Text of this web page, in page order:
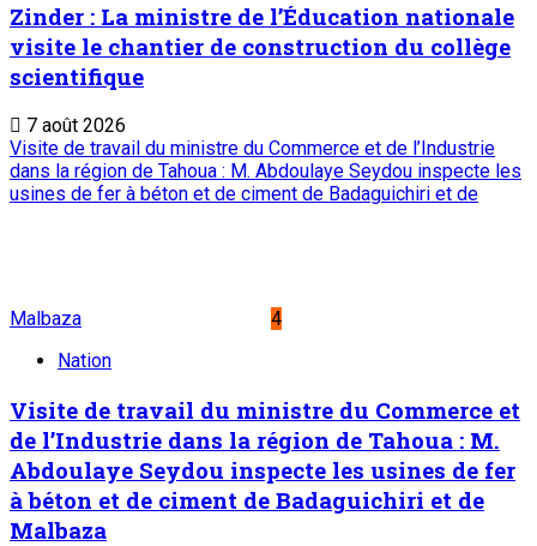
Zinder : La ministre de l’Éducation nationale
visite le chantier de construction du collège
scientifique
7 août 2026
Visite de travail du ministre du Commerce et de l’Industrie
dans la région de Tahoua : M. Abdoulaye Seydou inspecte les
usines de fer à béton et de ciment de Badaguichiri et de
Malbaza
4
Nation
Visite de travail du ministre du Commerce et
de l’Industrie dans la région de Tahoua : M.
Abdoulaye Seydou inspecte les usines de fer
à béton et de ciment de Badaguichiri et de
Malbaza